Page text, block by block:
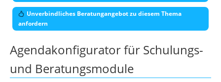
Unverbindliches Beratungangebot zu diesem Thema
anfordern
Agendakonfigurator für Schulungs-
und Beratungsmodule